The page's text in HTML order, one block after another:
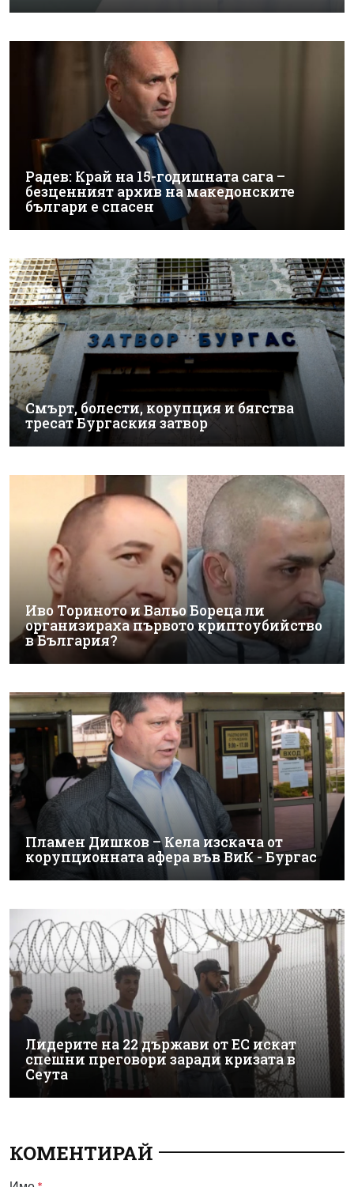
Радев: Край на 15-годишната сага –
безценният архив на македонските
българи е спасен
Смърт, болести, корупция и бягства
тресат Бургаския затвор
Иво Ториното и Вальо Бореца ли
организираха първото криптоубийство
в България?
Пламен Дишков – Кела изскача от
корупционната афера във ВиК - Бургас
Лидерите на 22 държави от ЕС искат
спешни преговори заради кризата в
Сеута
КОМЕНТИРАЙ